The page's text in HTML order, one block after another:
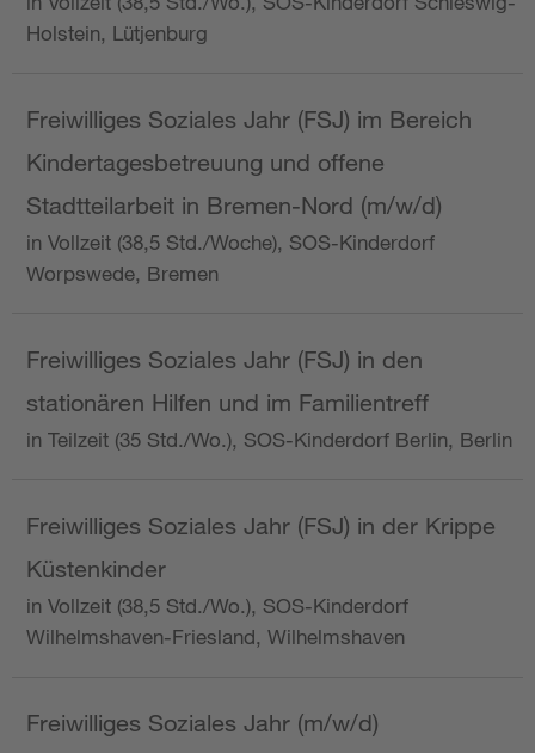
Holstein, Lütjenburg
Freiwilliges Soziales Jahr (FSJ) im Bereich
Kindertagesbetreuung und offene
Stadtteilarbeit in Bremen-Nord (m/w/d)
in Vollzeit (38,5 Std./Woche), SOS-Kinderdorf
Worpswede, Bremen
Freiwilliges Soziales Jahr (FSJ) in den
stationären Hilfen und im Familientreff
in Teilzeit (35 Std./Wo.), SOS-Kinderdorf Berlin, Berlin
Freiwilliges Soziales Jahr (FSJ) in der Krippe
Küstenkinder
in Vollzeit (38,5 Std./Wo.), SOS-Kinderdorf
Wilhelmshaven-Friesland, Wilhelmshaven
Freiwilliges Soziales Jahr (m/w/d)